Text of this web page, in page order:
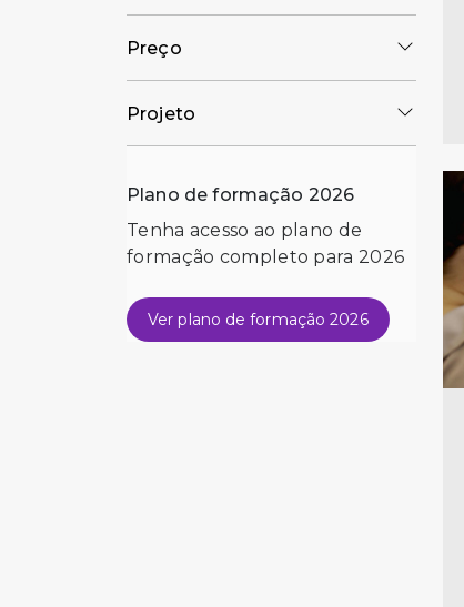
Preço
Projeto
Plano de formação 2026
Tenha acesso ao plano de
formação completo para 2026
Ver plano de formação 2026